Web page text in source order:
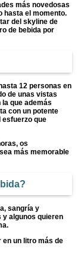
más novedosas
hasta el momento.
del skyline de
de bebida por
12 personas en
de unas vistas
que además
con un potente
esfuerzo que
os
más memorable
sangría y
y algunos quieren
un litro más de